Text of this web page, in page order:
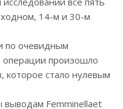
14-м и 30-м
по очевидным
операции произошло
которое стало нулевым
выводам Femminellaet